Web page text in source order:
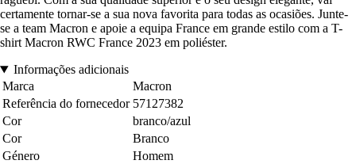
certamente tornar-se a sua nova favorita para todas as ocasiões. Junte-
se a team Macron e apoie a equipa France em grande estilo com a T-
shirt Macron RWC France 2023 em poliéster.
Informações adicionais
Marca
Macron
Referência do fornecedor 57127382
Cor
branco/azul
Cor
Branco
Género
Homem